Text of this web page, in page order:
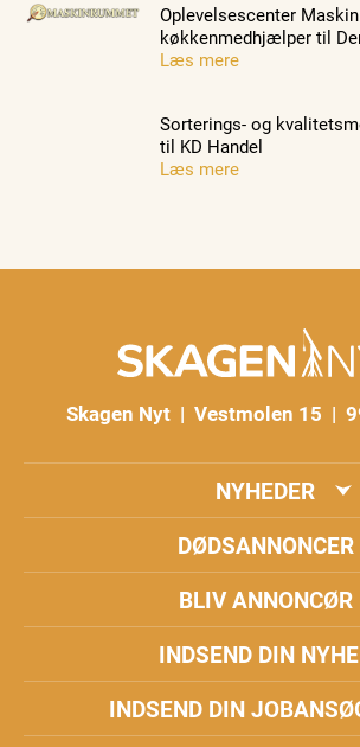
Oplevelsescenter
køkkenmedhjælper til
Læs mere
Sorterings- og
til KD Handel
Læs mere
Skagen Nyt | Vestmolen 15 |
NYHEDER
DØDSANNONCER
BLIV ANNONCØR
INDSEND DIN
INDSEND DIN